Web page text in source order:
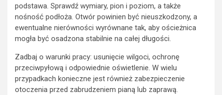
podstawa. Sprawdź wymiary, pion i poziom, a także
nośność podłoża. Otwór powinien być nieuszkodzony, a
ewentualne nierówności wyrównane tak, aby ościeżnica
mogła być osadzona stabilnie na całej długości.
Zadbaj o warunki pracy: usunięcie wilgoci, ochronę
przeciwpyłową i odpowiednie oświetlenie. W wielu
przypadkach konieczne jest również zabezpieczenie
otoczenia przed zabrudzeniem pianą lub zaprawą.